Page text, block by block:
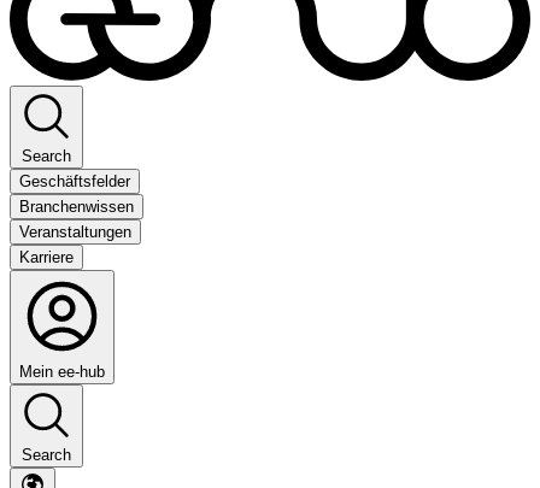
Search
Geschäftsfelder
Branchenwissen
Veranstaltungen
Karriere
Mein ee-hub
Search